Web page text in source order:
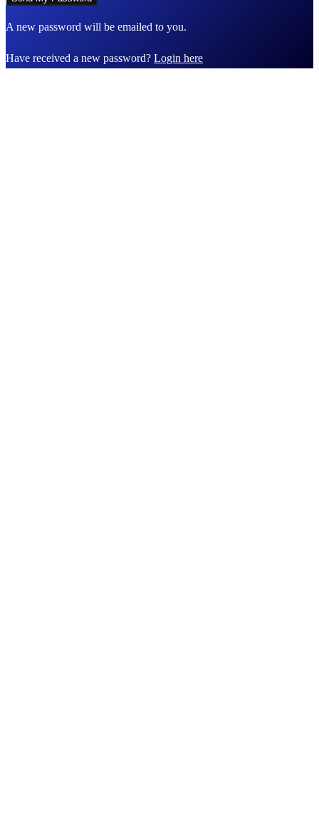
A new password will be emailed to you.
Have received a new password? Login here